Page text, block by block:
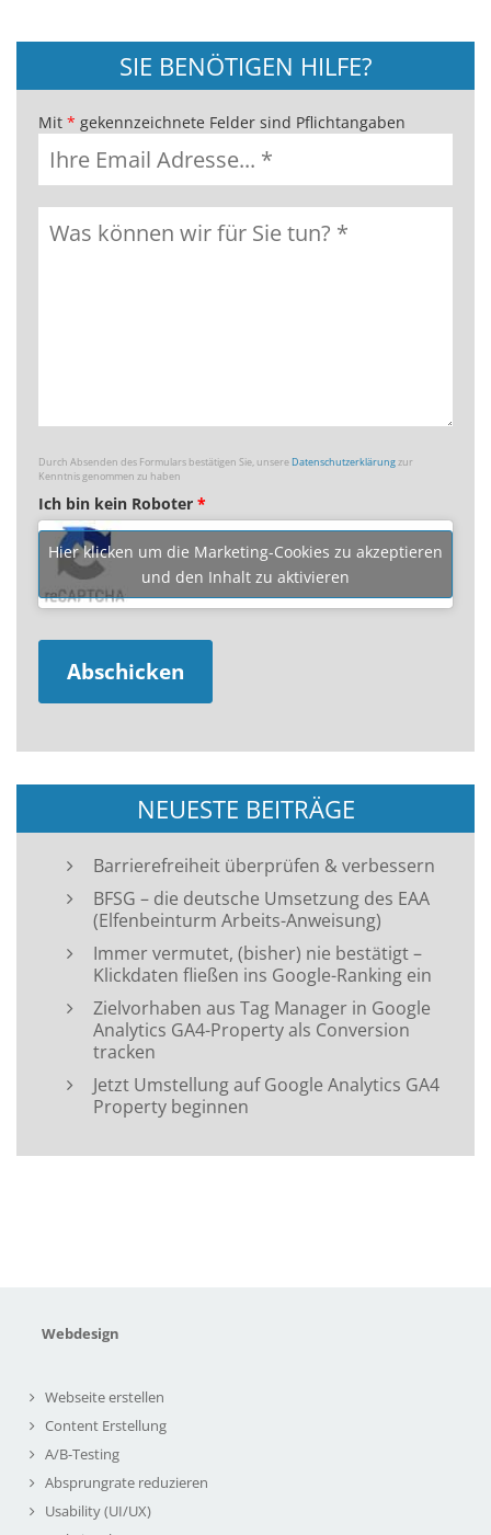
SIE BENÖTIGEN HILFE?
Mit * gekennzeichnete Felder sind Pflichtangaben
Durch Absenden des Formulars bestätigen Sie, unsereDatenschutzerklärungzur
Kenntnis genommen zu haben
Ich bin kein Roboter *
Hier klicken um die Marketing-Cookies zu akzeptieren
und den Inhalt zu aktivieren
NEUESTE BEITRÄGE
Barrierefreiheit überprüfen & verbessern
BFSG – die deutsche Umsetzung des EAA
(Elfenbeinturm Arbeits-Anweisung)
Immer vermutet, (bisher) nie bestätigt –
Klickdaten fließen ins Google-Ranking ein
Zielvorhaben aus Tag Manager in Google
Analytics GA4-Property als Conversion
tracken
Jetzt Umstellung auf Google Analytics GA4
Property beginnen
Webdesign
Webseite erstellen
Content Erstellung
A/B-Testing
Absprungrate reduzieren
Usability (UI/UX)